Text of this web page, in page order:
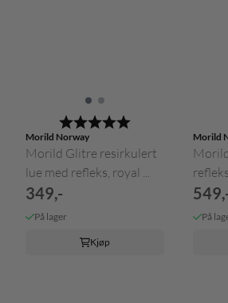
Karakter:
Morild Norway
Morild Glitre resirkulert
lue med refleks, royal ...
349,-
På lager
Kjøp
Morild
På